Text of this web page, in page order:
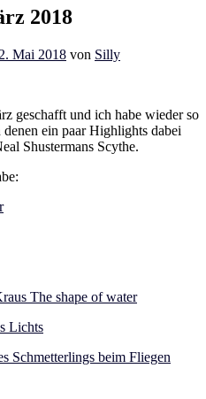
2018
Mai 2018 von Silly
geschafft und ich habe wieder so
ein paar Highlights dabei
Shustermans Scythe.
The shape of water
Lichts
Schmetterlings beim Fliegen